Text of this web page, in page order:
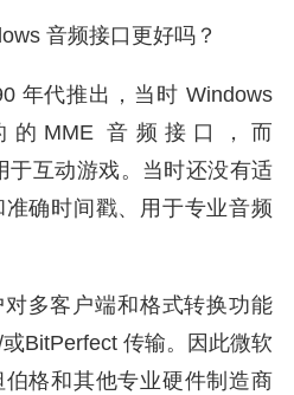
音频接口更好吗？
年代推出，当时 Windows
MME 音频接口，而
于互动游戏。当时还没有适
确时间戳、用于专业音频
多客户端和格式转换功能
BitPerfect 传输。因此微软
格和其他专业硬件制造商